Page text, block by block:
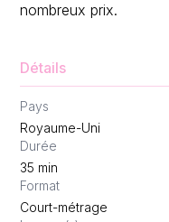
nombreux prix.
Détails
Pays
Royaume-Uni
Durée
35 min
Format
Court-métrage